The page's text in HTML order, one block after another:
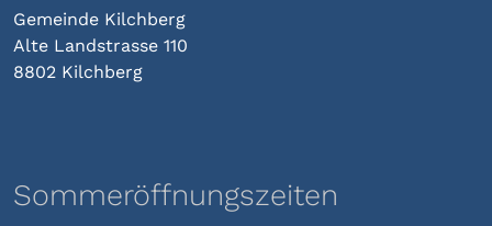
Gemeinde Kilchberg
Alte Landstrasse 110
8802 Kilchberg
Sommeröffnungszeiten